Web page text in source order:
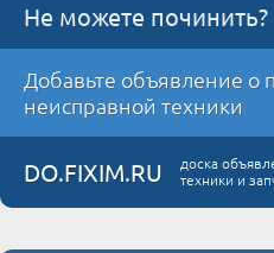
Не можете починить?
Добавьте объявление о
неисправной техники
DO.FIXIM.RU
доска
техники и